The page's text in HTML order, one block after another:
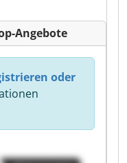
Angebote
oder